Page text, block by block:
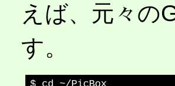
えば、元々の
す。